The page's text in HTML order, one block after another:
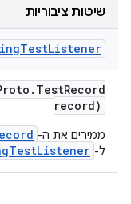
שיטות ציבוריות
TestListener
. TestRecord
record)
ממירים את ה-
ל-